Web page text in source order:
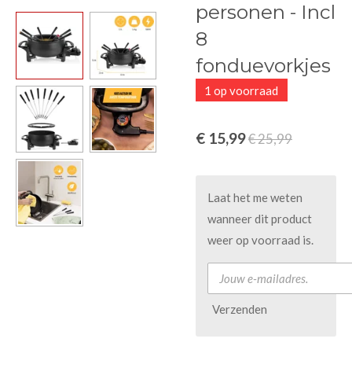
personen - Incl
8
fonduevorkjes
1 op voorraad
€ 15,99€ 25,99
Laat het me weten
wanneer dit product
weer op voorraad is.
Verzenden